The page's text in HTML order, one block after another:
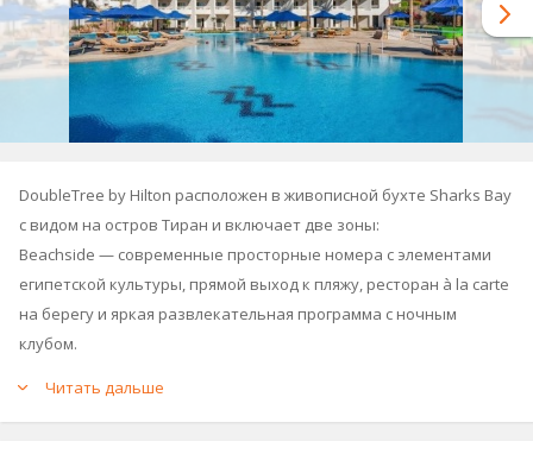
DoubleTree by Hilton расположен в живописной бухте Sharks Bay
с видом на остров Тиран и включает две зоны:
Beachside — современные просторные номера с элементами
египетской культуры, прямой выход к пляжу, ресторан à la carte
на берегу и яркая развлекательная программа с ночным
клубом.
зонами, водными горками, детским клубом и разнообразными
Читать дальше